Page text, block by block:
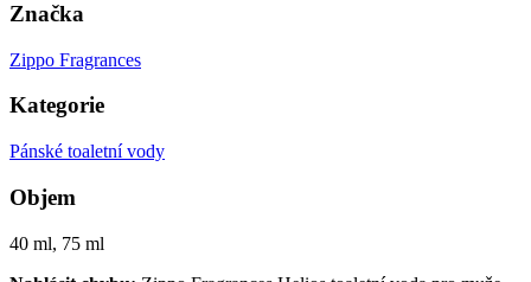
Značka
Zippo Fragrances
Kategorie
Pánské toaletní vody
Objem
40 ml, 75 ml